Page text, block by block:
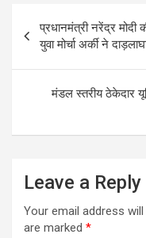
navigation
प्रधानमंत्री नरेंद्र
युवा मोर्चा अर्की ने
मंडल स्तरीय ठेकेदार
Leave a Reply
Your email address
are marked *